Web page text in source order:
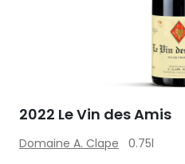
2022 Le Vin des Amis
Domaine A. Clape 0.75l